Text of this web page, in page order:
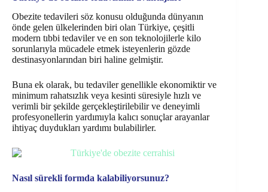
Obezite tedavileri söz konusu olduğunda dünyanın
önde gelen ülkelerinden biri olan Türkiye, çeşitli
modern tıbbi tedaviler ve en son teknolojilerle kilo
sorunlarıyla mücadele etmek isteyenlerin gözde
destinasyonlarından biri haline gelmiştir.
Buna ek olarak, bu tedaviler genellikle ekonomiktir ve
minimum rahatsızlık veya kesinti süresiyle hızlı ve
verimli bir şekilde gerçekleştirilebilir ve deneyimli
profesyonellerin yardımıyla kalıcı sonuçlar arayanlar
ihtiyaç duydukları yardımı bulabilirler.
Nasıl sürekli formda kalabiliyorsunuz?